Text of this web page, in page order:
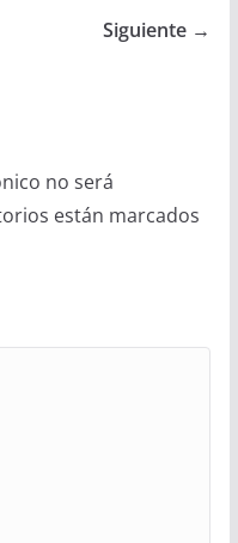
Siguiente →
no será
están marcados